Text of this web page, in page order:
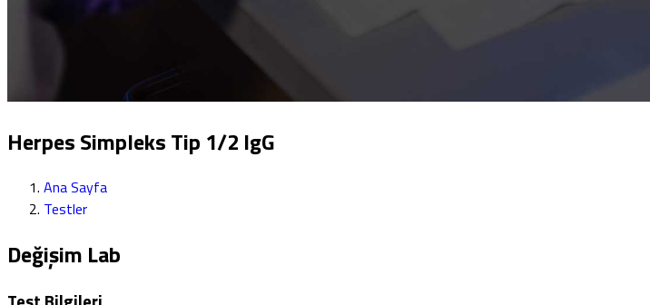
Herpes Simpleks Tip 1/2 IgG
Ana Sayfa
Testler
Değişim Lab